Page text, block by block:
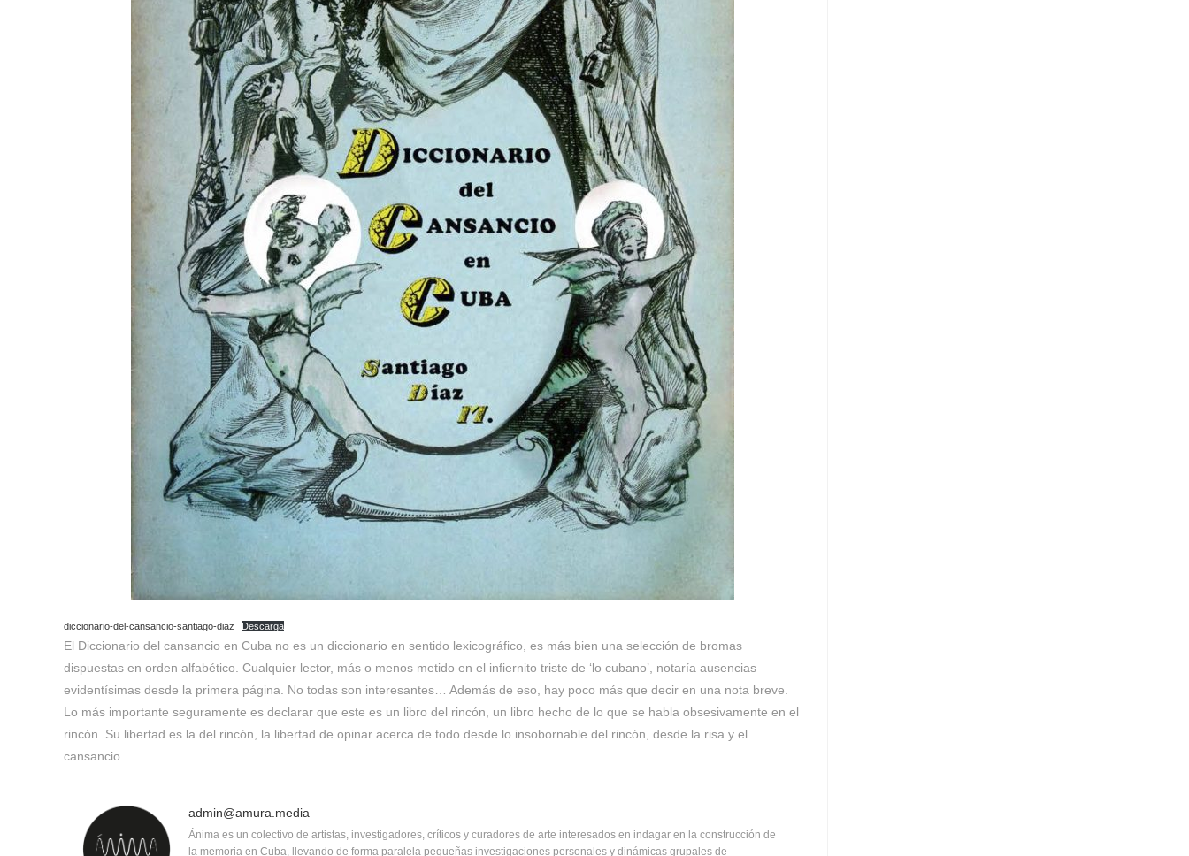
diccionario-del-cansancio-santiago-diaz Descarga
El Diccionario del cansancio en Cuba no es un diccionario en sentido lexicográfico, es más bien una selección de bromas
dispuestas en orden alfabético. Cualquier lector, más o menos metido en el infiernito triste de ‘lo cubano’, notaría ausencias
evidentísimas desde la primera página. No todas son interesantes… Además de eso, hay poco más que decir en una nota breve.
Lo más importante seguramente es declarar que este es un libro del rincón, un libro hecho de lo que se habla obsesivamente en el
rincón. Su libertad es la del rincón, la libertad de opinar acerca de todo desde lo insobornable del rincón, desde la risa y el
cansancio.
admin@amura.media
Ánima es un colectivo de artistas, investigadores, críticos y curadores de arte interesados en indagar en la construcción de
la memoria en Cuba, llevando de forma paralela pequeñas investigaciones personales y dinámicas grupales de